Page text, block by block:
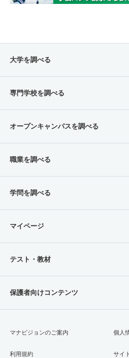
大学を調べる
専門学校を調べる
オープンキャンパスを調べる
職業を調べる
学問を調べる
マイページ
テスト・教材
保護者向けコンテンツ
マナビジョンのご案内
利用規約
個人
サイ